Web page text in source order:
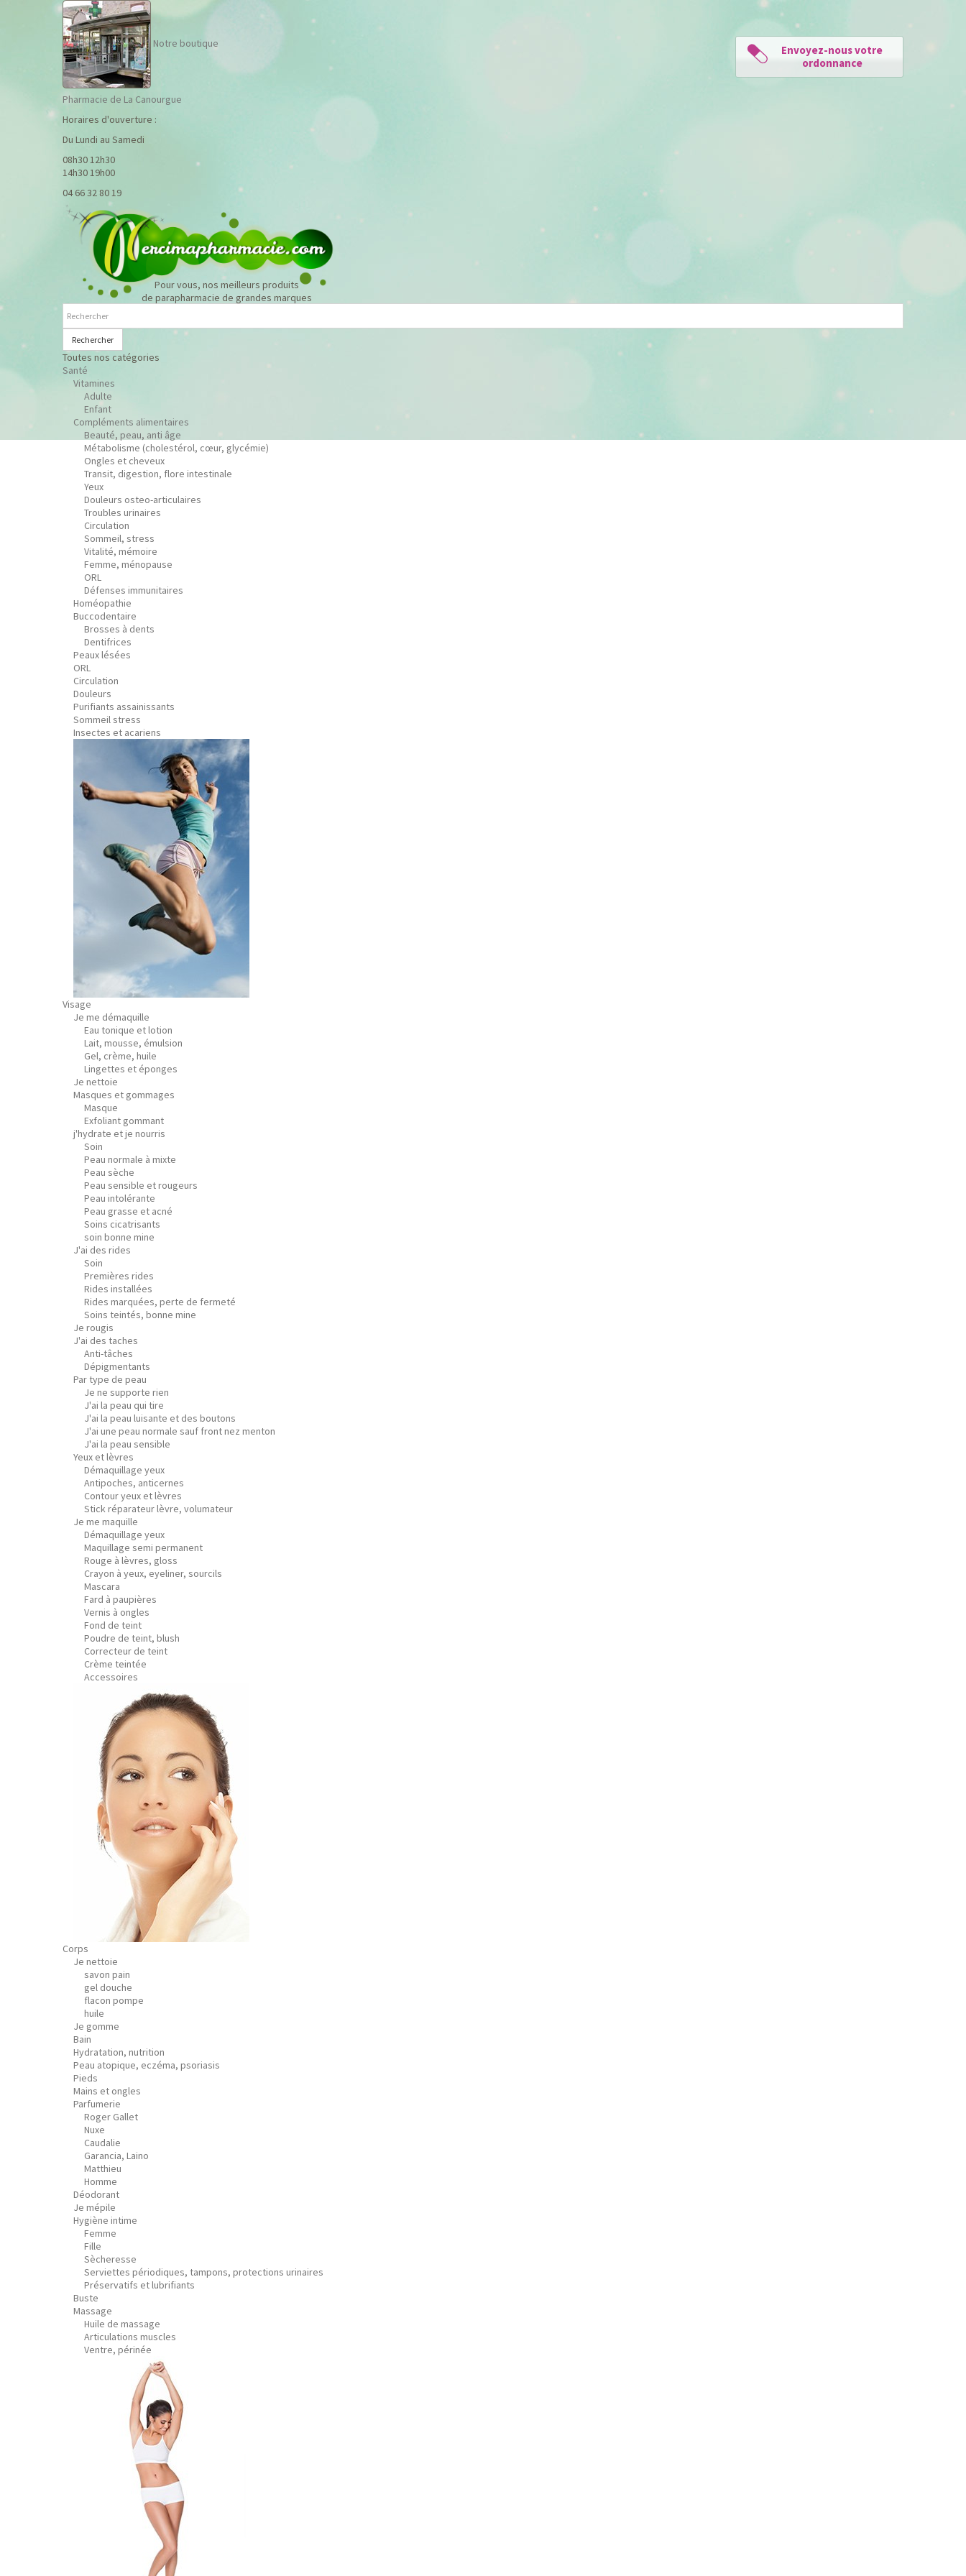
Notre boutique
Pharmacie de La Canourgue
Horaires d'ouverture :
Du Lundi au Samedi
08h30 12h30
14h30 19h00
04 66 32 80 19
Pour vous, nos meilleurs produits
de parapharmacie de grandes marques
Rechercher
Toutes nos catégories
Santé
Vitamines
Adulte
Enfant
Compléments alimentaires
Beauté, peau, anti âge
Métabolisme (cholestérol, cœur, glycémie)
Ongles et cheveux
Transit, digestion, flore intestinale
Yeux
Douleurs osteo-articulaires
Troubles urinaires
Circulation
Sommeil, stress
Vitalité, mémoire
Femme, ménopause
ORL
Défenses immunitaires
Homéopathie
Buccodentaire
Brosses à dents
Dentifrices
Peaux lésées
ORL
Circulation
Douleurs
Purifiants assainissants
Sommeil stress
Insectes et acariens
Visage
Je me démaquille
Eau tonique et lotion
Lait, mousse, émulsion
Gel, crème, huile
Lingettes et éponges
Je nettoie
Masques et gommages
Masque
Exfoliant gommant
j'hydrate et je nourris
Soin
Peau normale à mixte
Peau sèche
Peau sensible et rougeurs
Peau intolérante
Peau grasse et acné
Soins cicatrisants
soin bonne mine
J'ai des rides
Soin
Premières rides
Rides installées
Rides marquées, perte de fermeté
Soins teintés, bonne mine
Je rougis
J'ai des taches
Anti-tâches
Dépigmentants
Par type de peau
Je ne supporte rien
J'ai la peau qui tire
J'ai la peau luisante et des boutons
J'ai une peau normale sauf front nez menton
J'ai la peau sensible
Yeux et lèvres
Démaquillage yeux
Antipoches, anticernes
Contour yeux et lèvres
Stick réparateur lèvre, volumateur
Je me maquille
Démaquillage yeux
Maquillage semi permanent
Rouge à lèvres, gloss
Crayon à yeux, eyeliner, sourcils
Mascara
Fard à paupières
Vernis à ongles
Fond de teint
Poudre de teint, blush
Correcteur de teint
Crème teintée
Accessoires
Corps
Je nettoie
savon pain
gel douche
flacon pompe
huile
Je gomme
Bain
Hydratation, nutrition
Peau atopique, eczéma, psoriasis
Pieds
Mains et ongles
Parfumerie
Roger Gallet
Nuxe
Caudalie
Garancia, Laino
Matthieu
Homme
Déodorant
Je mépile
Hygiène intime
Femme
Fille
Sècheresse
Serviettes périodiques, tampons, protections urinaires
Préservatifs et lubrifiants
Buste
Massage
Huile de massage
Articulations muscles
Ventre, périnée
Envoyez-nous votre
ordonnance